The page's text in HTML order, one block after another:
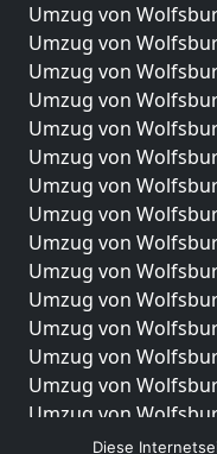
Umzug von
Umzug von
Umzug von
Umzug von
Umzug von
Umzug von
Umzug von
Umzug von
Umzug von
Umzug von
Umzug von
Umzug von
Umzug von
Umzug von
Umzug von
Umzug von
Diese